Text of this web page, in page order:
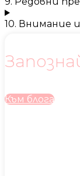
10. Внимание
Към блога